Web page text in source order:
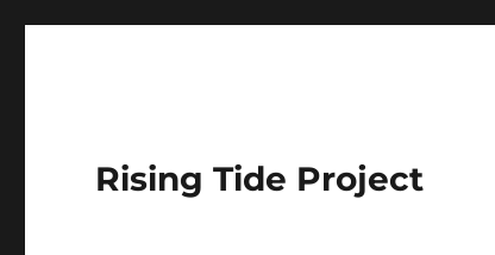
Rising Tide Project